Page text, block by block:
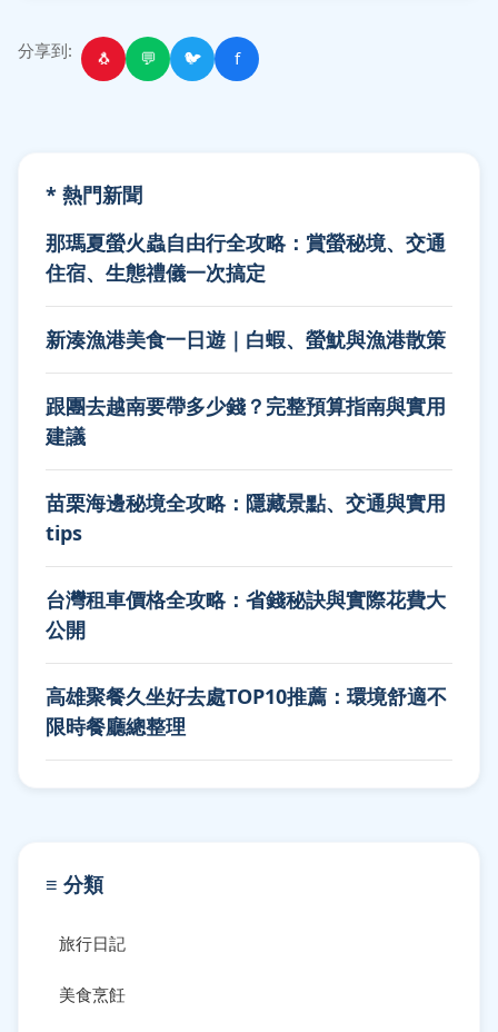
分享到: 🐧 💬 🐦 f
* 熱門新聞
那瑪夏螢火蟲自由行全攻略：賞螢秘境、交通
住宿、生態禮儀一次搞定
新湊漁港美食一日遊｜白蝦、螢魷與漁港散策
跟團去越南要帶多少錢？完整預算指南與實用
建議
苗栗海邊秘境全攻略：隱藏景點、交通與實用
tips
台灣租車價格全攻略：省錢秘訣與實際花費大
公開
高雄聚餐久坐好去處TOP10推薦：環境舒適不
限時餐廳總整理
≡ 分類
旅行日記
美食烹飪